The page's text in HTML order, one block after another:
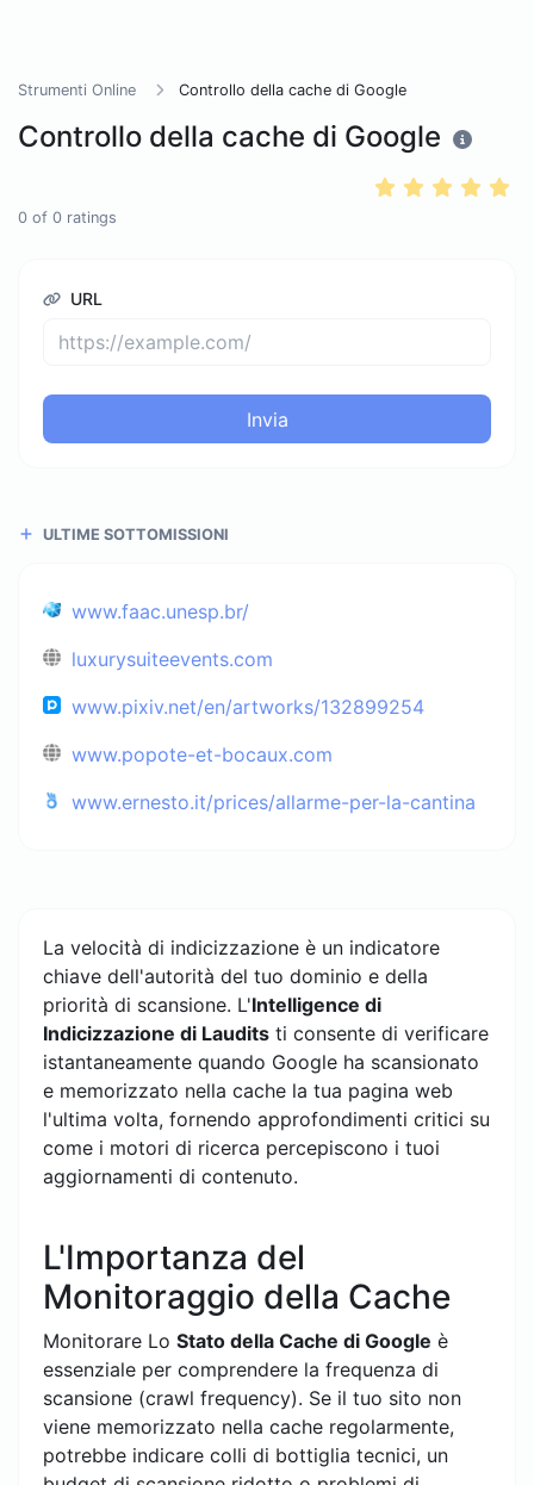
Strumenti Online Controllo della cache di Google
Controllo della cache di Google
0 of 0 ratings
URL
Invia
ULTIME SOTTOMISSIONI
www.faac.unesp.br/
luxurysuiteevents.com
www.pixiv.net/en/artworks/132899254
www.popote-et-bocaux.com
www.ernesto.it/prices/allarme-per-la-cantina
La velocità di indicizzazione è un indicatore
chiave dell'autorità del tuo dominio e della
priorità di scansione. L'Intelligence di
Indicizzazione di Laudits ti consente di verificare
istantaneamente quando Google ha scansionato
e memorizzato nella cache la tua pagina web
l'ultima volta, fornendo approfondimenti critici su
come i motori di ricerca percepiscono i tuoi
aggiornamenti di contenuto.
L'Importanza del
Monitoraggio della Cache
Monitorare Lo Stato della Cache di Google è
essenziale per comprendere la frequenza di
scansione (crawl frequency). Se il tuo sito non
viene memorizzato nella cache regolarmente,
potrebbe indicare colli di bottiglia tecnici, un